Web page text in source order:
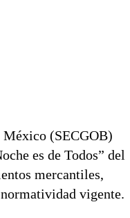
México (SECGOB)
es de Todos” del
mercantiles,
vigente.